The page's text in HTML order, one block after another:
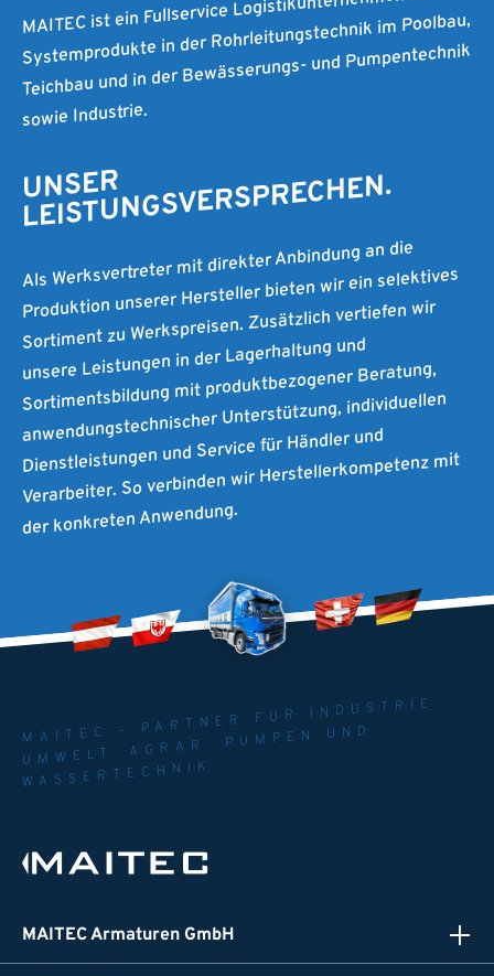
Systemprodukte in der Rohrleitungstechnik im Poolbau,
Teichbau und in der Bewässerungs- und Pumpentechnik
sowie Industrie.
UNSER
LEISTUNGSVERSPRECHEN.
Als Werksvertreter mit direkter Anbindung an die
Produktion unserer Hersteller bieten wir ein selektives
Sortiment zu Werkspreisen. Zusätzlich vertiefen wir
unsere Leistungen in der Lagerhaltung und
Sortimentsbildung mit produktbezogener Beratung,
anwendungstechnischer Unterstützung, individuellen
Dienstleistungen und Service für Händler und
Verarbeiter. So verbinden wir Herstellerkompetenz mit
der konkreten Anwendung.
MAITEC - PARTNER FÜR INDUSTRIE.
UMWELT. AGRAR. PUMPEN UND
WASSERTECHNIK
MAITEC Armaturen GmbH